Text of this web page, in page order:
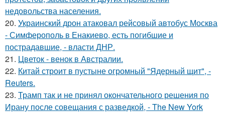
недовольства населения.
20. Украинский дрон атаковал рейсовый автобус Москва
- Симферополь в Енакиево, есть погибшие и
пострадавшие, - власти ДНР.
21. Цветок - венок в Австралии.
22. Китай строит в пустыне огромный "Ядерный щит", -
Reuters.
23. Трамп так и не принял окончательного решения по
Ирану после совещания с разведкой, - The New York